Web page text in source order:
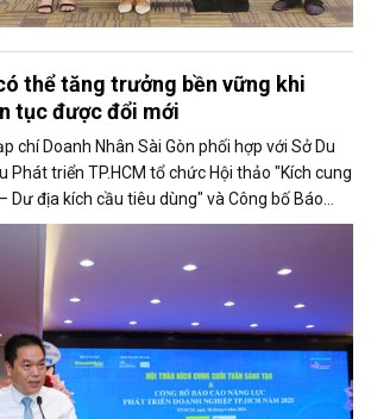
thể tăng trưởng bền vững khi
tục được đổi mới
chí Doanh Nhân Sài Gòn phối hợp với Sở Du
Phát triển TP.HCM tổ chức Hội thảo "Kích cung
Dư địa kích cầu tiêu dùng" và Công bố Báo
doanh nghiệp TP.HCM năm 2025. Trân
biểu của ông Võ Hồng Sơn - Trưởng đại diện
Thương khu vực phía Nam tại Hội thảo.